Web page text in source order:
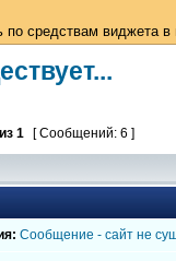
средствам виджета
из 1 [ Сообщений: 6 ]
Сообщение - сайт не